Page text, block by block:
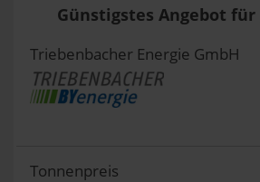
Günstigstes Angebot für
Triebenbacher Energie GmbH
Tonnenpreis